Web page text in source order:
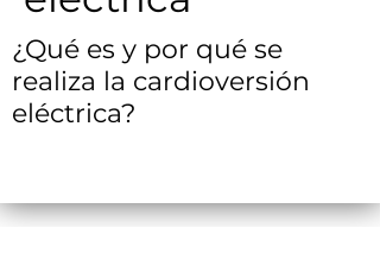
¿Qué es y por qué se
realiza la cardioversión
eléctrica?